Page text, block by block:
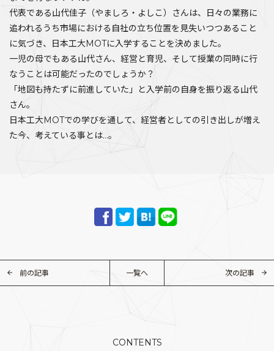
代表である山代佳子（やましろ・よしこ）さんは、日々の業務に
追われるうち市場における自社の立ち位置を見失いつつあること
に気づき、日本工大MOTに入学することを決めました。
一児の母でもある山代さん、経営と育児、そして授業の同時に行
なうことは可能だったのでしょうか？
「地図も持たずに前進していた」と入学前の自身を振り返る山代
さん。
日本工大MOTでの学びを通して、経営者としての引き出しが増え
た今、考えている事とは…。
前の記事 一覧へ 次の記事
CONTENTS